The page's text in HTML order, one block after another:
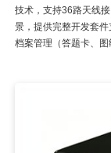
技术，支持36路天线
景，提供完整开发套
档案管理（答题卡、